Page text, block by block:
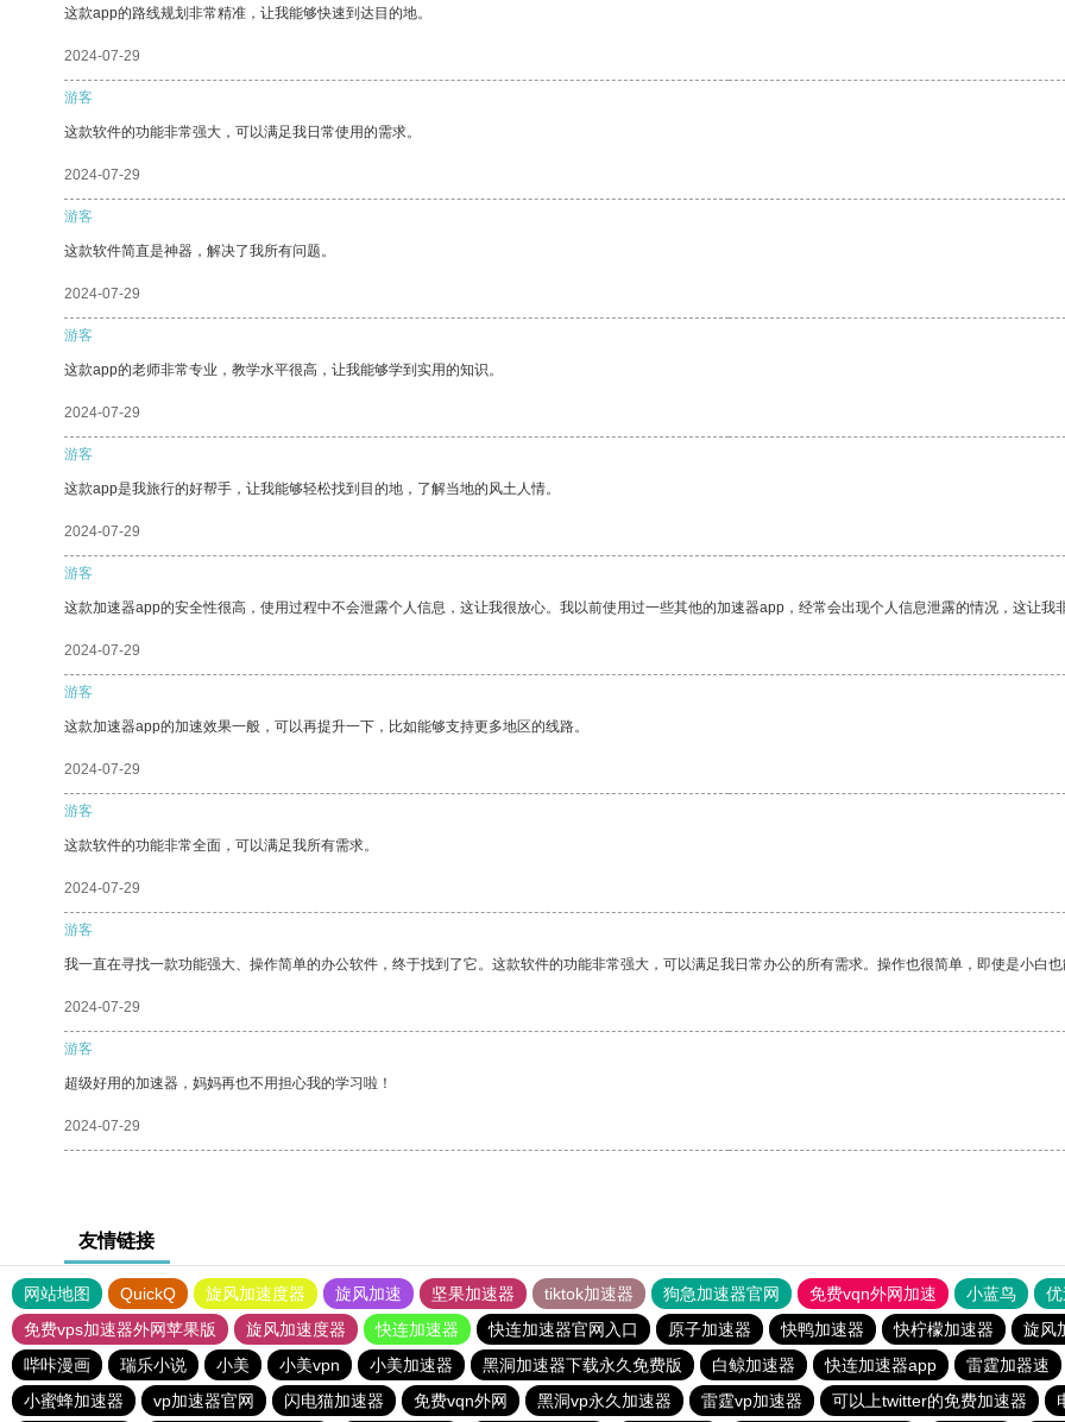
这款app的路线规划非常精准，让我能够快速到达目的地。
2024-07-29
游客
这款软件的功能非常强大，可以满足我日常使用的需求。
2024-07-29
游客
这款软件简直是神器，解决了我所有问题。
2024-07-29
游客
这款app的老师非常专业，教学水平很高，让我能够学到实用的知识。
2024-07-29
游客
这款app是我旅行的好帮手，让我能够轻松找到目的地，了解当地的风土人情。
2024-07-29
游客
这款加速器app的安全性很高，使用过程中不会泄露个人信息，这让我很放心。我以前使用过一些其他的加速器app，经常会出现个人信息泄露的情况，这让我
2024-07-29
游客
这款加速器app的加速效果一般，可以再提升一下，比如能够支持更多地区的线路。
2024-07-29
游客
这款软件的功能非常全面，可以满足我所有需求。
2024-07-29
游客
我一直在寻找一款功能强大、操作简单的办公软件，终于找到了它。这款软件的功能非常强大，可以满足我日常办公的所有需求。操作也很简单，即使是小白
2024-07-29
游客
超级好用的加速器，妈妈再也不用担心我的学习啦！
2024-07-29
友情链接
网站地图 QuickQ 旋风加速度器 旋风加速 坚果加速器 tiktok加速器 狗急加速器官网 免费vqn外网加速 小蓝鸟
免费vps加速器外网苹果版
旋风加速度器 快连加速器 快连加速器官网入口 原子加速器 快鸭加速器 快柠檬加速器
旋风
哔咔漫画
瑞乐小说 小美 小美vpn 小美加速器 黑洞加速器下载永久免费版 白鲸加速器 快连加速器app
雷霆加器速
小蜜蜂加速器
vp加速器官网 闪电猫加速器 免费vqn外网 黑洞vp永久加速器 雷霆vp加速器 可以上twitter的免费加速器